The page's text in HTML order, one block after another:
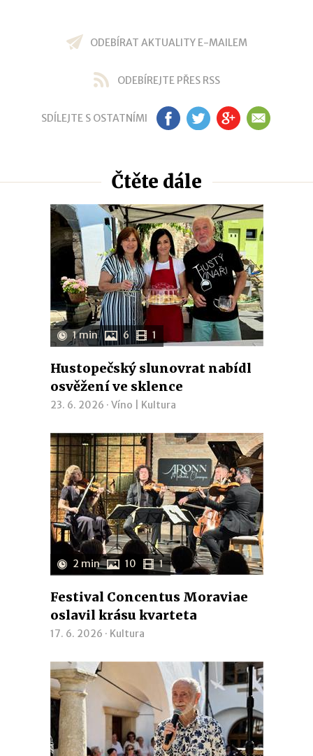
ODEBÍRAT AKTUALITY E-MAILEM
ODEBÍREJTE PŘES RSS
SDÍLEJTE S OSTATNÍMI FB TW GP EM
Čtěte dále
1 min 6 1
Hustopečský slunovrat nabídl
osvěžení ve sklence
23. 6. 2026 · Víno Kultura
2 min 10 1
Festival Concentus Moraviae
oslavil krásu kvarteta
17. 6. 2026 · Kultura